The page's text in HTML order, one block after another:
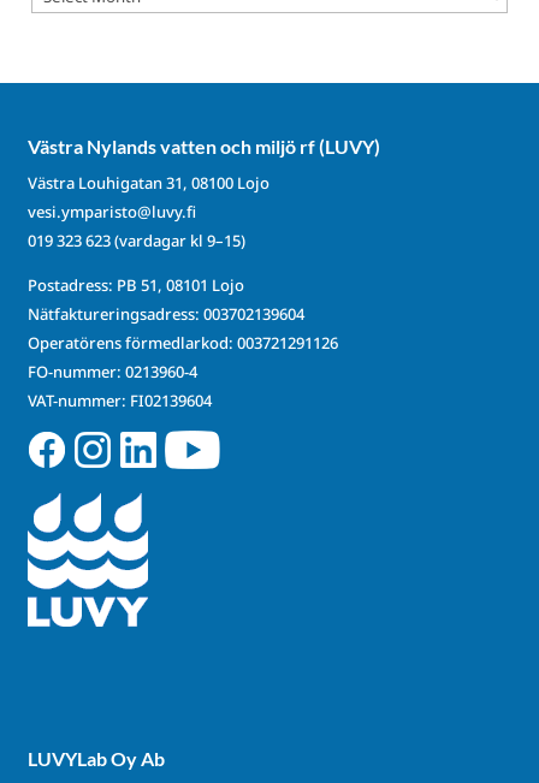
Västra Nylands vatten och miljö rf (LUVY)
Västra Louhigatan 31, 08100 Lojo
vesi.ymparisto@luvy.fi
019 323 623(vardagar kl 9–15)
Postadress: PB 51, 08101 Lojo
Nätfaktureringsadress: 003702139604
Operatörens förmedlarkod: 003721291126
FO-nummer: 0213960-4
VAT-nummer: FI02139604
LUVYLab Oy Ab